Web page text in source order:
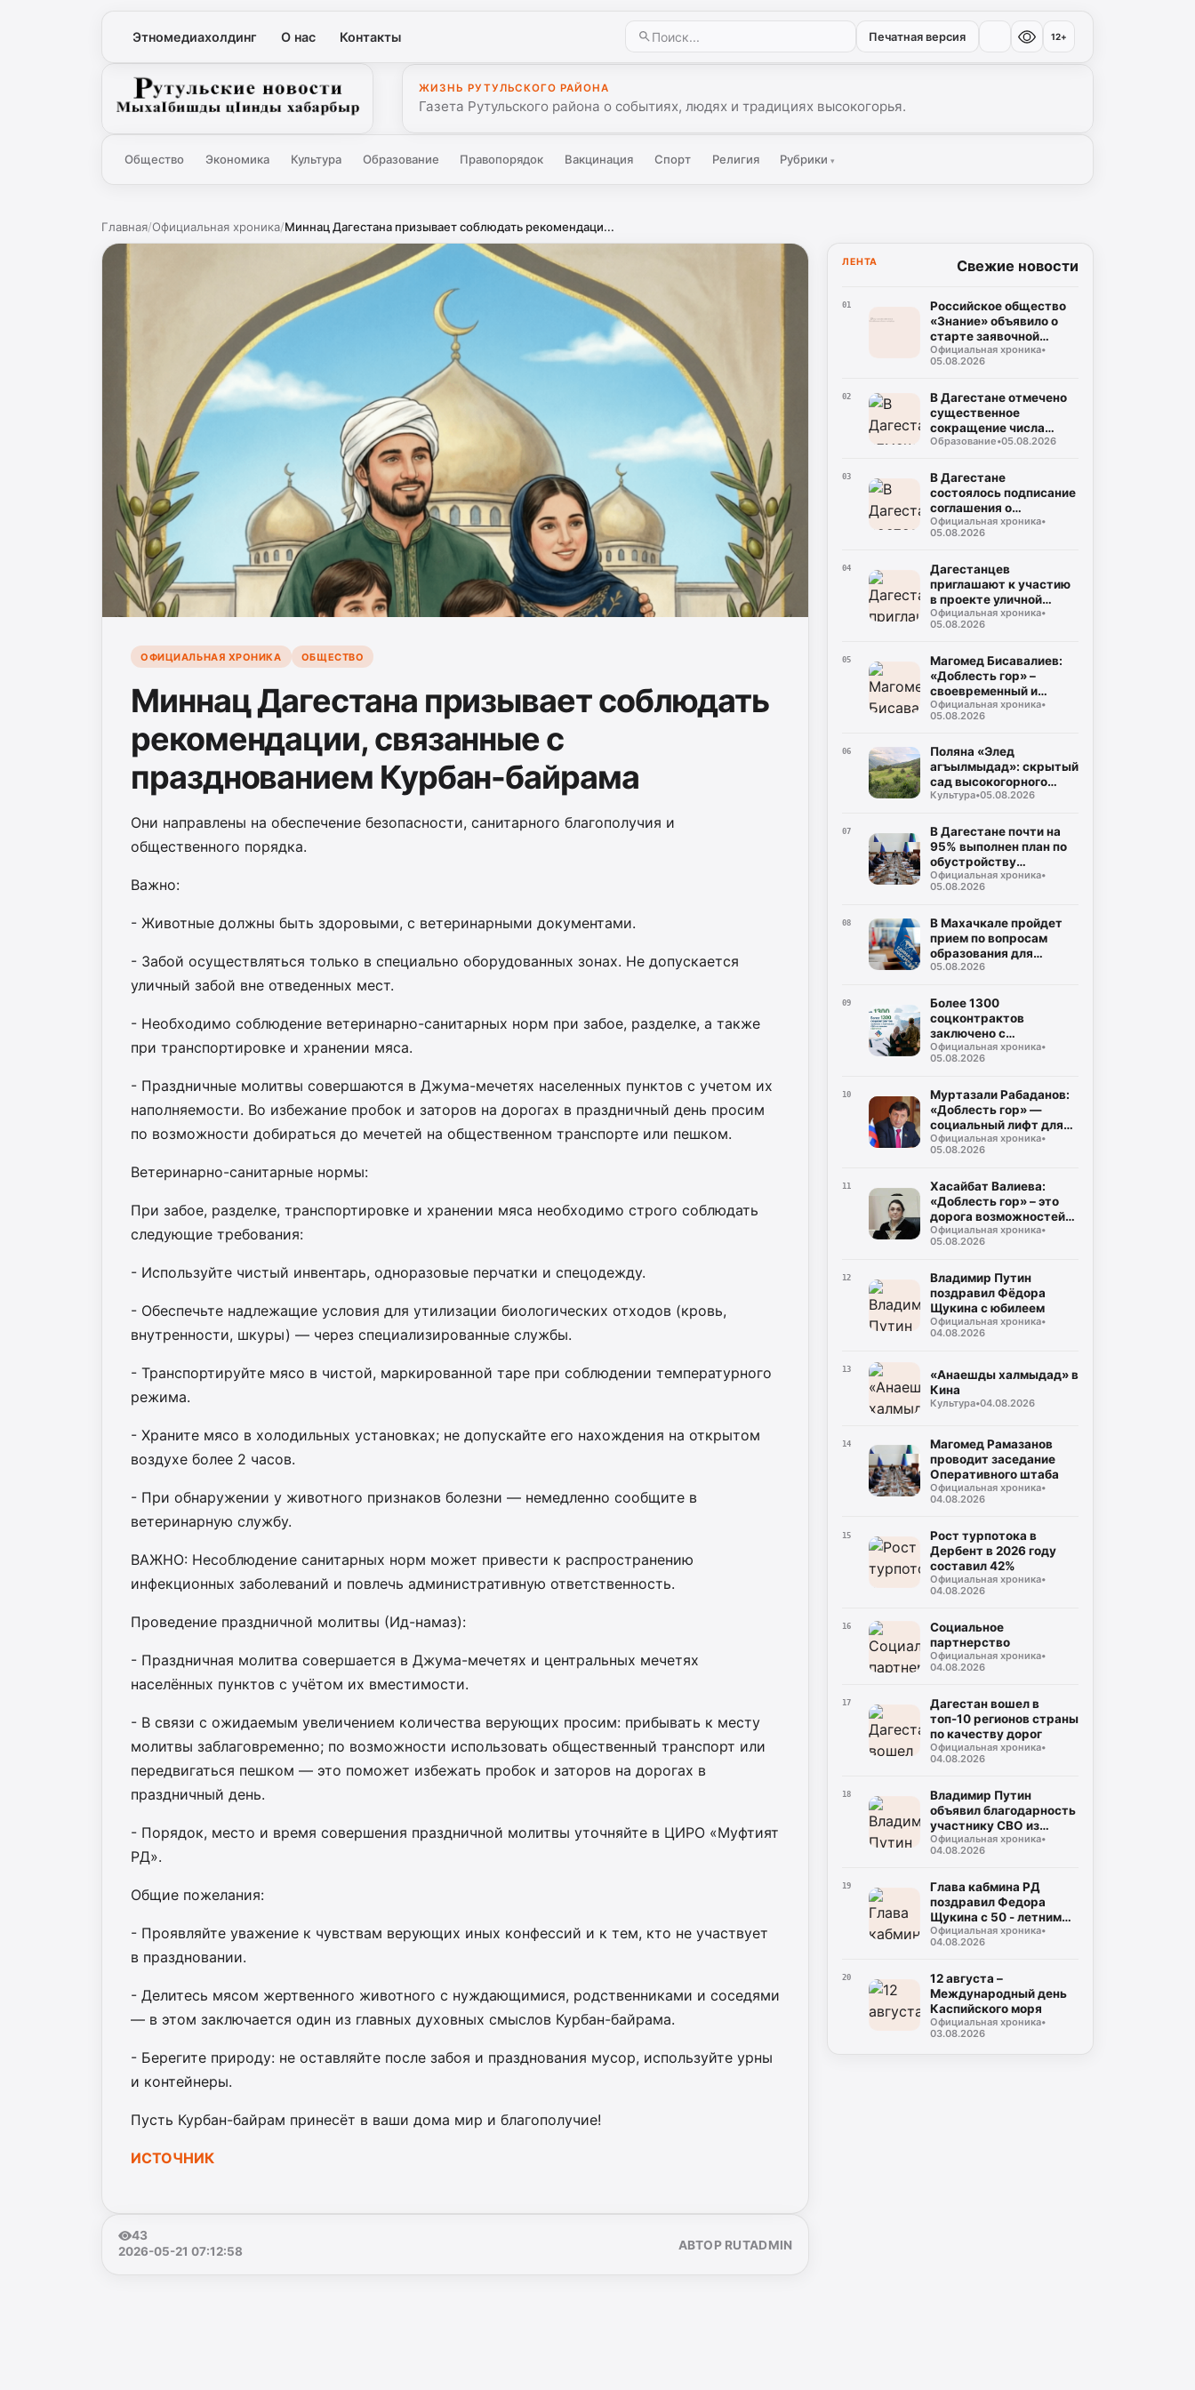
Этномедиахолдинг О нас Контакты Печатная версия 12+
Рутульские новости
ЖИЗНЬ РУТУЛЬСКОГО РАЙОНА
Газета Рутульского района о событиях, людях и традициях высокогорья.
Общество Экономика Культура Образование Правопорядок Вакцинация Спорт Религия Рубрики▾
Главная/Официальная хроника/Миннац Дагестана призывает соблюдать рекомендаци...
ОФИЦИАЛЬНАЯ ХРОНИКА ОБЩЕСТВО
Миннац Дагестана призывает соблюдать
рекомендации, связанные с
празднованием Курбан-байрама
Они направлены на обеспечение безопасности, санитарного благополучия и
общественного порядка.
Важно:
- Животные должны быть здоровыми, с ветеринарными документами.
- Забой осуществляться только в специально оборудованных зонах. Не допускается
уличный забой вне отведенных мест.
- Необходимо соблюдение ветеринарно-санитарных норм при забое, разделке, а также
при транспортировке и хранении мяса.
- Праздничные молитвы совершаются в Джума-мечетях населенных пунктов с учетом их
наполняемости. Во избежание пробок и заторов на дорогах в праздничный день просим
по возможности добираться до мечетей на общественном транспорте или пешком.
Ветеринарно-санитарные нормы:
При забое, разделке, транспортировке и хранении мяса необходимо строго соблюдать
следующие требования:
- Используйте чистый инвентарь, одноразовые перчатки и спецодежду.
- Обеспечьте надлежащие условия для утилизации биологических отходов (кровь,
внутренности, шкуры) — через специализированные службы.
- Транспортируйте мясо в чистой, маркированной таре при соблюдении температурного
режима.
- Храните мясо в холодильных установках; не допускайте его нахождения на открытом
воздухе более 2 часов.
- При обнаружении у животного признаков болезни — немедленно сообщите в
ветеринарную службу.
ВАЖНО: Несоблюдение санитарных норм может привести к распространению
инфекционных заболеваний и повлечь административную ответственность.
Проведение праздничной молитвы (Ид-намаз):
- Праздничная молитва совершается в Джума-мечетях и центральных мечетях
населённых пунктов с учётом их вместимости.
- В связи с ожидаемым увеличением количества верующих просим: прибывать к месту
молитвы заблаговременно; по возможности использовать общественный транспорт или
передвигаться пешком — это поможет избежать пробок и заторов на дорогах в
праздничный день.
- Порядок, место и время совершения праздничной молитвы уточняйте в ЦИРО «Муфтият
РД».
Общие пожелания:
- Проявляйте уважение к чувствам верующих иных конфессий и к тем, кто не участвует
в праздновании.
- Делитесь мясом жертвенного животного с нуждающимися, родственниками и соседями
— в этом заключается один из главных духовных смыслов Курбан-байрама.
- Берегите природу: не оставляйте после забоя и празднования мусор, используйте урны
и контейнеры.
Пусть Курбан-байрам принесёт в ваши дома мир и благополучие!
ИСТОЧНИК
43
2026-05-21 07:12:58
АВТОР RUTADMIN
ЛЕНТА Свежие новости
01
Российское общество
«Знание» объявило о
старте заявочной
кампании на соискание
Просветительской
Премия-2026»
Официальная хроника•
05.08.2026
02
В Дагестане отмечено
существенное
сокращение числа
случаев некорректного
Образование•05.08.2026
03
В Дагестане
состоялось подписание
соглашения о
совместном контроле
за предстоящими
Официальная хроника•
05.08.2026
04
Дагестанцев
приглашают к участию
в проекте уличной
культуры и спорта
«КАРДО»
Официальная хроника•
05.08.2026
05
Магомед Бисавалиев:
«Доблесть гор» –
своевременный и
долгожданный ответ на
злободневные вопросы
Официальная хроника•
05.08.2026
06
Поляна «Элед
агъылмыдад»: скрытый
сад высокогорного
Дагестана
Культура•05.08.2026
07
В Дагестане почти на
95% выполнен план по
обустройству
площадок для сбора
ТКО
Официальная хроника•
05.08.2026
08
В Махачкале пройдет
прием по вопросам
образования для
участников СВО и их
05.08.2026
09
Более 1300
соцконтрактов
заключено с
участниками СВО и их
семьями в Дагестане
Официальная хроника•
05.08.2026
10
Муртазали Рабаданов:
«Доблесть гор» —
социальный лифт для
героев СВО
Официальная хроника•
05.08.2026
11
Хасайбат Валиева:
«Доблесть гор» – это
дорога возможностей
для героев,
возвращающихся к
Официальная хроника•
05.08.2026
12
Владимир Путин
поздравил Фёдора
Щукина с юбилеем
Официальная хроника•
04.08.2026
13
«Анаешды халмыдад» в
Кина
Культура•04.08.2026
14
Магомед Рамазанов
проводит заседание
Оперативного штаба
Официальная хроника•
04.08.2026
15
Рост турпотока в
Дербент в 2026 году
составил 42%
Официальная хроника•
04.08.2026
16
Социальное
партнерство
Официальная хроника•
04.08.2026
17
Дагестан вошел в
топ-10 регионов страны
по качеству дорог
Официальная хроника•
04.08.2026
18
Владимир Путин
объявил благодарность
участнику СВО из
Табасаранского района
Официальная хроника•
04.08.2026
19
Глава кабмина РД
поздравил Федора
Щукина с 50 - летним
юбилеем!
Официальная хроника•
04.08.2026
20
12 августа –
Международный день
Каспийского моря
Официальная хроника•
03.08.2026